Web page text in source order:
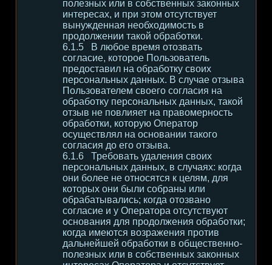
полезных или в собственных законных
интересах, и при этом отсутствует
вынужденная необходимость в
продолжении такой обработки.
В любое время отозвать
согласие, которое Пользователь
предоставил на обработку своих
персональных данных. В случае отзыва
Пользователем своего согласия на
обработку персональных данных, такой
отзыв не повлияет на правомерность
обработки, которую Оператор
осуществлял на основании такого
согласия до его отзыва.
Требовать удаления своих
персональных данных, в случаях: когда
они более не относятся к целям, для
которых они были собраны или
обрабатывались; когда отозвано
согласие и у Оператора отсутствуют
основания для продолжения обработки;
когда имеются возражения против
дальнейшей обработки в общественно-
полезных или в собственных законных